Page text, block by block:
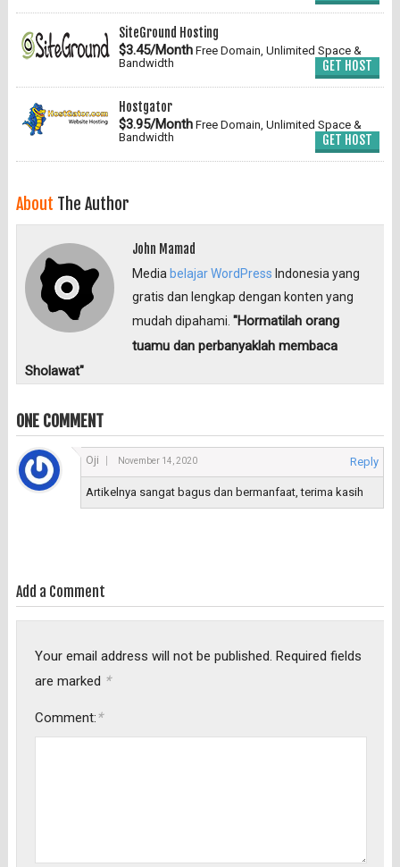
SiteGround Hosting
$3.45/MonthFree Domain, Unlimited Space &
Bandwidth
GET HOST
Hostgator
$3.95/MonthFree Domain, Unlimited Space &
Bandwidth
GET HOST
About The Author
John Mamad
Media belajar WordPress Indonesia yang
gratis dan lengkap dengan konten yang
mudah dipahami."Hormatilah orang
tuamu dan perbanyaklah membaca
Sholawat"
ONE COMMENT
Oji November 14, 2020 Reply
Artikelnya sangat bagus dan bermanfaat, terima kasih
Add a Comment
Your email address will not be published. Required fields
are marked *
Comment:*